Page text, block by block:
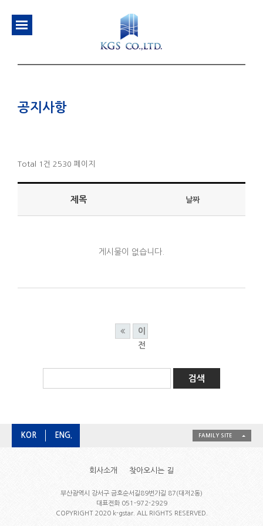
공지사항
Total 1건 2530 페이지
제목 날짜
게시물이 없습니다.
이
전
KOR ENG. FAMILY SITE
회사소개 찾아오시는 길
부산광역시 강서구 금호순서길89번가길 87(대저2동)
대표전화 051-972-2929
COPYRIGHT 2020 k-gstar. ALL RIGHTS RESERVED.